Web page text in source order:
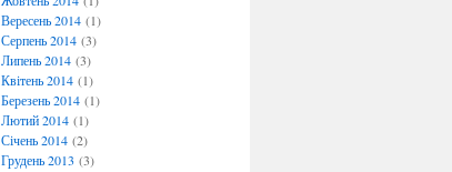
Вересень 2014(1)
Серпень 2014(3)
Липень 2014(3)
Квітень 2014(1)
Березень 2014(1)
Лютий 2014(1)
Січень 2014(2)
Грудень 2013 (3)